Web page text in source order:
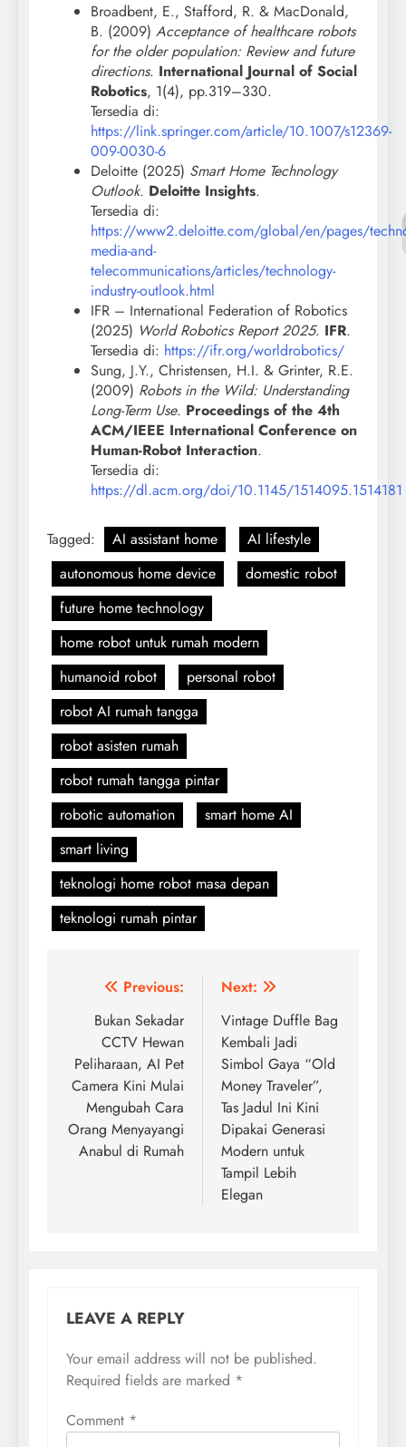
Broadbent, E., Stafford, R. & MacDonald,
B. (2009) Acceptance of healthcare robots
for the older population: Review and future
directions. International Journal of Social
Robotics, 1(4), pp.319–330.
Tersedia di:
https://link.springer.com/article/10.1007/s12369-
009-0030-6
Deloitte (2025) Smart Home Technology
Outlook. Deloitte Insights.
Tersedia di:
https://www2.deloitte.com/global/en/pages/
media-and-
telecommunications/articles/technology-
industry-outlook.html
IFR – International Federation of Robotics
(2025) World Robotics Report 2025. IFR.
Tersedia di: https://ifr.org/worldrobotics/
Sung, J.Y., Christensen, H.I. & Grinter, R.E.
(2009) Robots in the Wild: Understanding
Long-Term Use. Proceedings of the 4th
ACM/IEEE International Conference on
Human-Robot Interaction.
Tersedia di:
https://dl.acm.org/doi/10.1145/1514095.1514181
Tagged: AI assistant home
AI lifestyle
autonomous home device
domestic robot
future home technology
home robot untuk rumah modern
humanoid robot
personal robot
robot AI rumah tangga
robot asisten rumah
robot rumah tangga pintar
robotic automation
smart home AI
smart living
teknologi home robot masa depan
teknologi rumah pintar
Post
navigation
Previous:
Bukan Sekadar
CCTV Hewan
Peliharaan, AI Pet
Camera Kini Mulai
Mengubah Cara
Orang Menyayangi
Anabul di Rumah
Next:
Vintage Duffle Bag
Kembali Jadi
Simbol Gaya “Old
Money Traveler”,
Tas Jadul Ini Kini
Dipakai Generasi
Modern untuk
Tampil Lebih
Elegan
LEAVE A REPLY
Your email address will not be published.
Required fields are marked *
Comment *